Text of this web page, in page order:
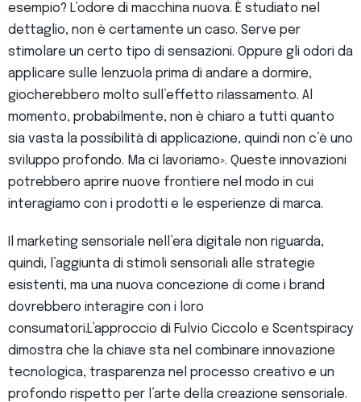
esempio? L’odore di macchina nuova. È studiato nel
dettaglio, non è certamente un caso. Serve per
stimolare un certo tipo di sensazioni. Oppure gli odori da
applicare sulle lenzuola prima di andare a dormire,
giocherebbero molto sull’effetto rilassamento. Al
momento, probabilmente, non è chiaro a tutti quanto
sia vasta la possibilità di applicazione, quindi non c’è uno
sviluppo profondo. Ma ci lavoriamo». Queste innovazioni
potrebbero aprire nuove frontiere nel modo in cui
interagiamo con i prodotti e le esperienze di marca.
Il marketing sensoriale nell’era digitale non riguarda,
quindi, l’aggiunta di stimoli sensoriali alle strategie
esistenti, ma una nuova concezione di come i brand
dovrebbero interagire con i loro
consumatori.L’approccio di Fulvio Ciccolo e Scentspiracy
dimostra che la chiave sta nel combinare innovazione
tecnologica, trasparenza nel processo creativo e un
profondo rispetto per l’arte della creazione sensoriale.